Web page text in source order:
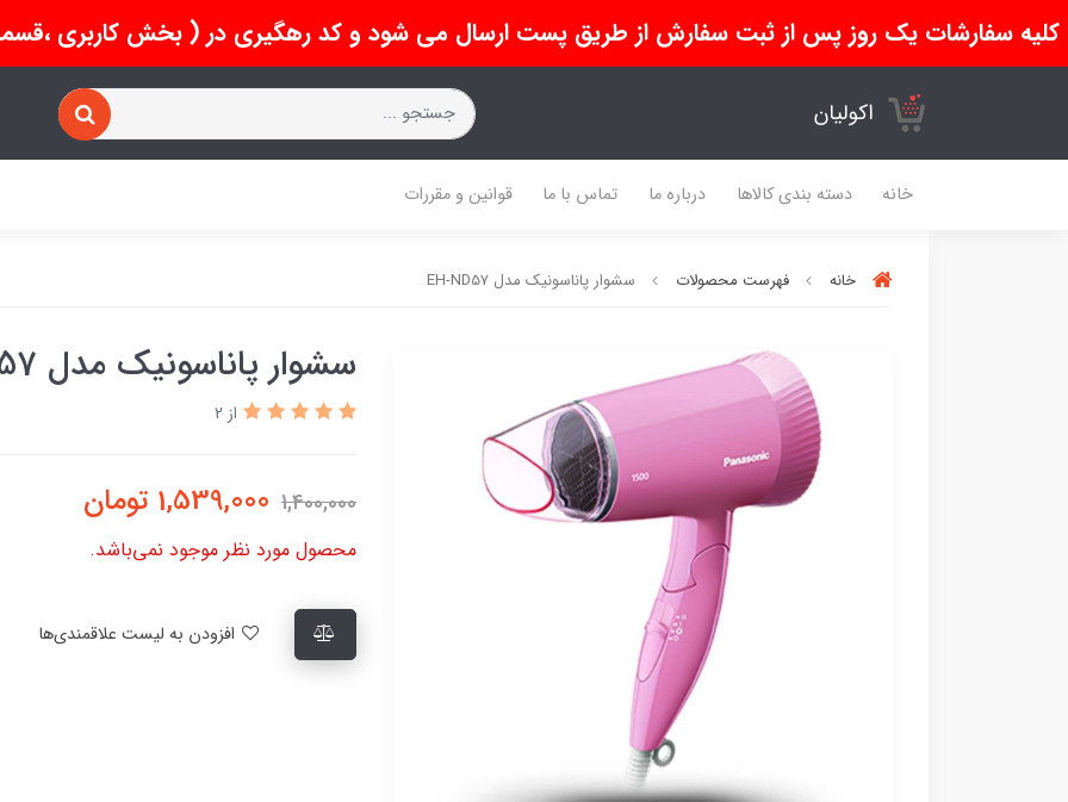
کلیه سفارشات یک روز پس از ثبت سفارش از طریق پست ارسال می شود و کد رهگیری در ( بخش کاربری
اکولیان
خانه دسته بندی کالاها درباره ما تماس با ما قوانین و مقررات
خانه فهرست محصولات سشوار پاناسونیک مدل EH-ND57
سشوار پاناسونیک مدل EH-ND57
از 2
1,400,000
1,539,000 تومان
محصول مورد نظر موجود نمی‌باشد.